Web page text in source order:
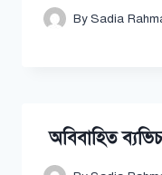
BySadia
অবিবাহিত